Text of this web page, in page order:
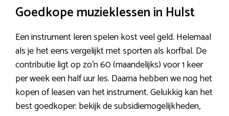
Goedkope muzieklessen in Hulst
Een instrument leren spelen kost veel geld. Helemaal
als je het eens vergelijkt met sporten als korfbal. De
contributie ligt op zo’n 60 (maandelijks) voor 1 keer
per week een half uur les. Daarna hebben we nog het
kopen of leasen van het instrument. Gelukkig kan het
best goedkoper: bekijk de subsidiemogelijkheden,